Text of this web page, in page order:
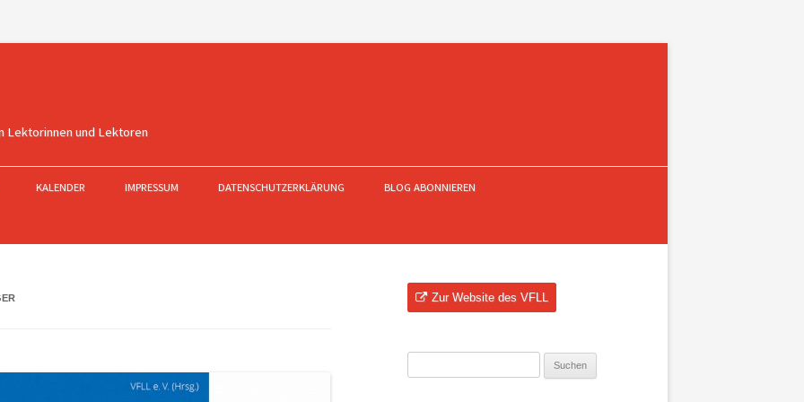
Lektorinnen und Lektoren
KALENDER IMPRESSUM DATENSCHUTZERKLÄRUNG BLOG ABONNIEREN
Zur Website des VFLL